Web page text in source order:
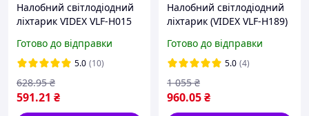
Налобний світлодіодний
ліхтарик VIDEX VLF-H015
USB Type-C, сенсорне
керування, IP67
Готово до відправки
5.0 (10)
591.21 ₴
628.95 ₴
Налобний світлодіодний
ліхтарик (VIDEX VLF-H189)
акумулятором
Готово до відправки
5.0 (4)
960.05₴
1 055 ₴